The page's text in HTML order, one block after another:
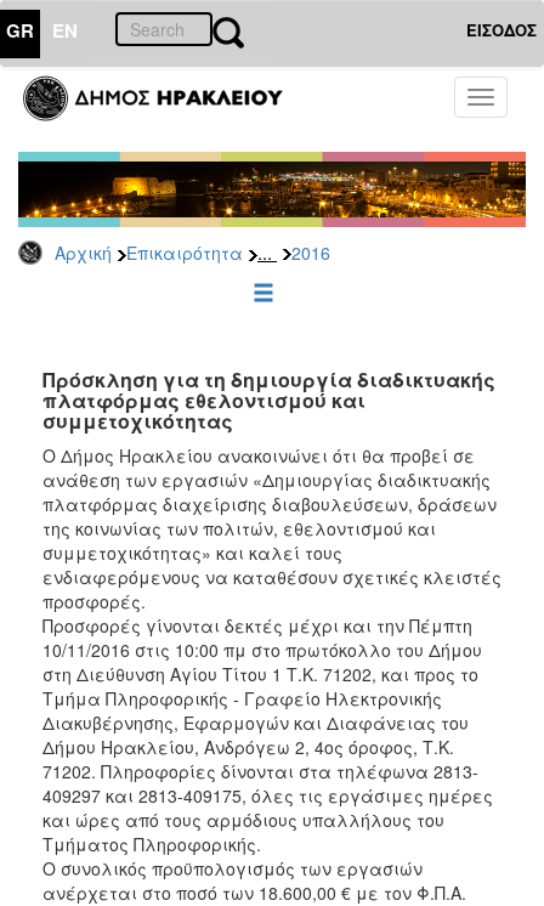
GR EN ΕΙΣΟΔΟΣ
Toggle
Αρχική Επικαιρότητα ... 2016
ΕΠΙΚΑΙΡΟΤΗΤΑ
-
Δημοπρασίες
Αρχείο
2026
2022
2021
2020
2019
2018
2017
2016
2015
2013
ΔΗΜΟΤΗΣ
ΕΠΙΣΚΕΠΤΗΣ
Πρόσκληση για τη δημιουργία διαδικτυακής
πλατφόρμας εθελοντισμού και
συμμετοχικότητας
Ο Δήμος Ηρακλείου ανακοινώνει ότι θα προβεί σε
ανάθεση των εργασιών «Δημιουργίας διαδικτυακής
πλατφόρμας διαχείρισης διαβουλεύσεων, δράσεων
της κοινωνίας των πολιτών, εθελοντισμού και
συμμετοχικότητας» και καλεί τους
ενδιαφερόμενους να καταθέσουν σχετικές κλειστές
προσφορές.
Προσφορές γίνονται δεκτές μέχρι και την Πέμπτη
10/11/2016 στις 10:00 πμ στο πρωτόκολλο του Δήμου
στη Διεύθυνση Αγίου Τίτου 1 Τ.Κ. 71202, και προς το
Τμήμα Πληροφορικής - Γραφείο Ηλεκτρονικής
Διακυβέρνησης, Εφαρμογών και Διαφάνειας του
Δήμου Ηρακλείου, Ανδρόγεω 2, 4ος όροφος, Τ.Κ.
71202. Πληροφορίες δίνονται στα τηλέφωνα 2813-
409297 και 2813-409175, όλες τις εργάσιμες ημέρες
και ώρες από τους αρμόδιους υπαλλήλους του
Τμήματος Πληροφορικής.
Ο συνολικός προϋπολογισμός των εργασιών
ανέρχεται στο ποσό των 18.600,00 € με τον Φ.Π.Α.